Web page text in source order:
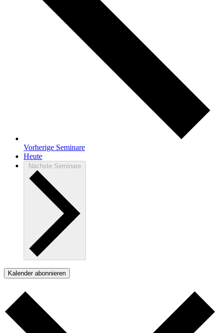
Vorherige Seminare
Heute
Nächste Seminare
Kalender abonnieren